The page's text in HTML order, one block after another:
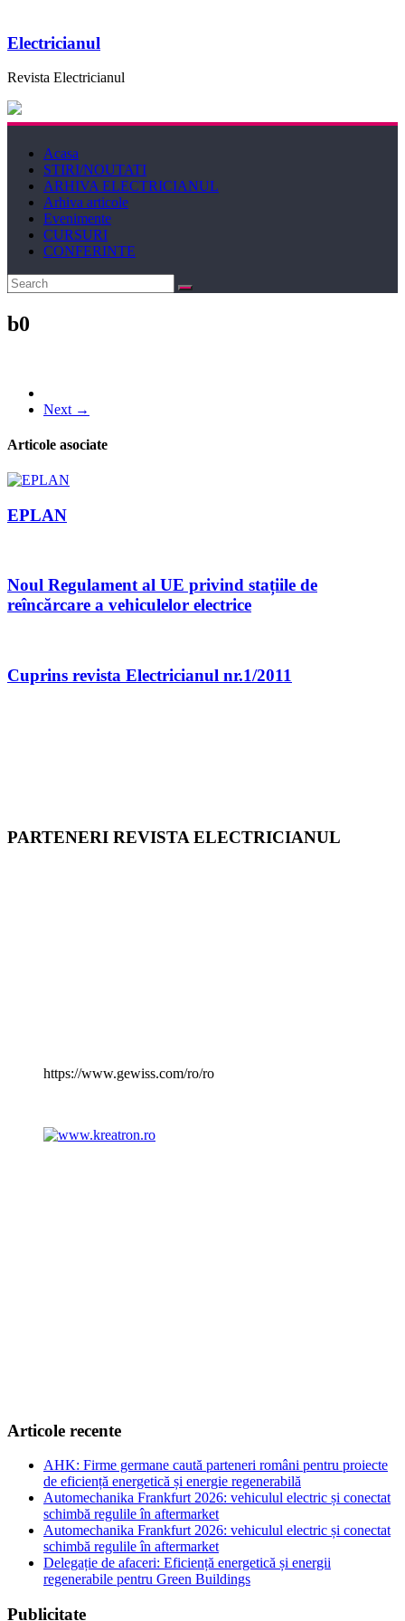
Electricianul
Revista Electricianul
Acasa
STIRI/NOUTATI
ARHIVA ELECTRICIANUL
Arhiva articole
Evenimente
CURSURI
CONFERINTE
b0
Next →
Articole asociate
EPLAN
Noul Regulament al UE privind stațiile de
reîncărcare a vehiculelor electrice
Cuprins revista Electricianul nr.1/2011
PARTENERI REVISTA ELECTRICIANUL
https://www.gewiss.com/ro/ro
Articole recente
AHK: Firme germane caută parteneri români pentru proiecte
de eficiență energetică și energie regenerabilă
Automechanika Frankfurt 2026: vehiculul electric și conectat
schimbă regulile în aftermarket
Automechanika Frankfurt 2026: vehiculul electric și conectat
schimbă regulile în aftermarket
Delegație de afaceri: Eficiență energetică și energii
regenerabile pentru Green Buildings
Publicitate